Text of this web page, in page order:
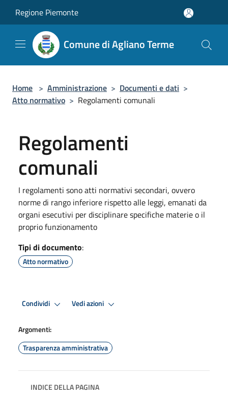
Regione Piemonte
Comune di Agliano Terme
Home > Amministrazione > Documenti e dati >
Atto normativo > Regolamenti comunali
Regolamenti
comunali
I regolamenti sono atti normativi secondari, ovvero
norme di rango inferiore rispetto alle leggi, emanati da
organi esecutivi per disciplinare specifiche materie o il
proprio funzionamento
Tipi di documento:
Atto normativo
Condividi Vedi azioni
Argomenti:
Trasparenza amministrativa
INDICE DELLA PAGINA